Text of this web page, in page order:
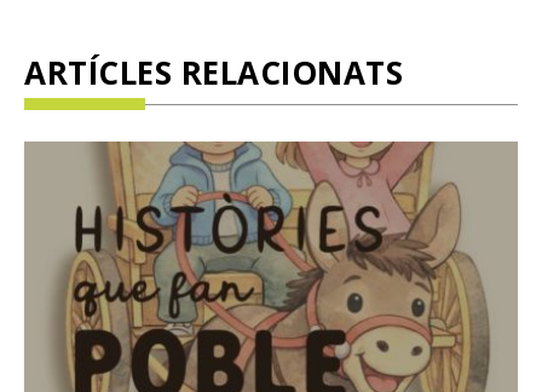
ARTÍCLES RELACIONATS